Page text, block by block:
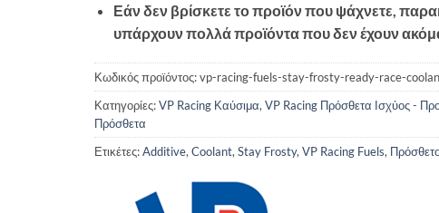
Εάν δεν βρίσκετε το προϊόν που ψάχνετε,
υπάρχουν πολλά προϊόντα που δεν έχουν
Κωδικός προϊόντος:vp-racing-fuels-stay-frosty-ready-race-
Κατηγορίες:VP Racing Καύσιμα,VP Racing Πρόσθετα Ισχύος -
Πρόσθετα
Ετικέτες:Additive,Coolant,Stay Frosty,VP Racing Fuels,